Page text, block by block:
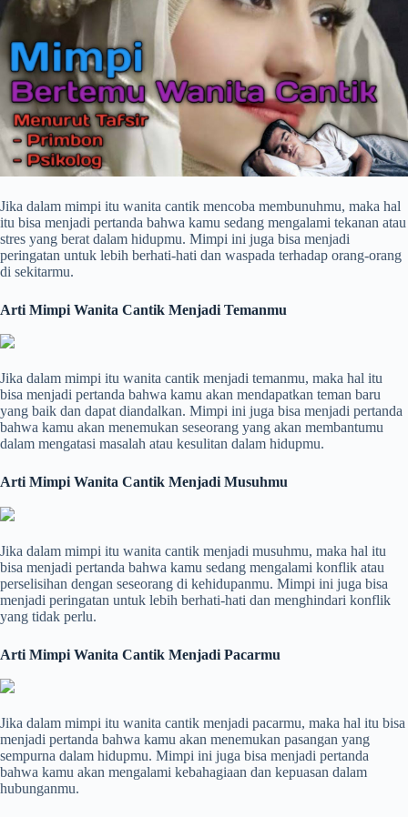
Jika dalam mimpi itu wanita cantik mencoba membunuhmu, maka hal
itu bisa menjadi pertanda bahwa kamu sedang mengalami tekanan atau
stres yang berat dalam hidupmu. Mimpi ini juga bisa menjadi
peringatan untuk lebih berhati-hati dan waspada terhadap orang-orang
di sekitarmu.
Arti Mimpi Wanita Cantik Menjadi Temanmu
Jika dalam mimpi itu wanita cantik menjadi temanmu, maka hal itu
bisa menjadi pertanda bahwa kamu akan mendapatkan teman baru
yang baik dan dapat diandalkan. Mimpi ini juga bisa menjadi pertanda
bahwa kamu akan menemukan seseorang yang akan membantumu
dalam mengatasi masalah atau kesulitan dalam hidupmu.
Arti Mimpi Wanita Cantik Menjadi Musuhmu
Jika dalam mimpi itu wanita cantik menjadi musuhmu, maka hal itu
bisa menjadi pertanda bahwa kamu sedang mengalami konflik atau
perselisihan dengan seseorang di kehidupanmu. Mimpi ini juga bisa
menjadi peringatan untuk lebih berhati-hati dan menghindari konflik
yang tidak perlu.
Arti Mimpi Wanita Cantik Menjadi Pacarmu
Jika dalam mimpi itu wanita cantik menjadi pacarmu, maka hal itu bisa
menjadi pertanda bahwa kamu akan menemukan pasangan yang
sempurna dalam hidupmu. Mimpi ini juga bisa menjadi pertanda
bahwa kamu akan mengalami kebahagiaan dan kepuasan dalam
hubunganmu.